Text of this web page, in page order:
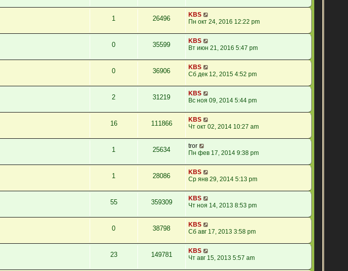
1 26496
KBS
Пн окт 24, 2016 12:22 pm
0 35599
KBS
Вт июн 21, 2016 5:47 pm
0 36906
KBS
Сб дек 12, 2015 4:52 pm
2 31219
KBS
Вс ноя 09, 2014 5:44 pm
16 111866
KBS
Чт окт 02, 2014 10:27 am
1 25634
tror
Пн фев 17, 2014 9:38 pm
1 28086
KBS
Ср янв 29, 2014 5:13 pm
55 359309
KBS
Чт ноя 14, 2013 8:53 pm
0 38798
KBS
Сб авг 17, 2013 3:58 pm
23 149781
KBS
Чт авг 15, 2013 5:57 am